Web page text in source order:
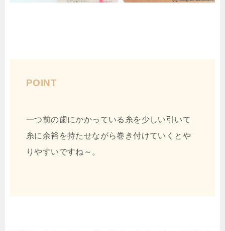
POINT
一つ前の歯にかかっている糸を少しい引いて
糸に余裕を持たせながら巻き付けていくとや
りやすいですね～。